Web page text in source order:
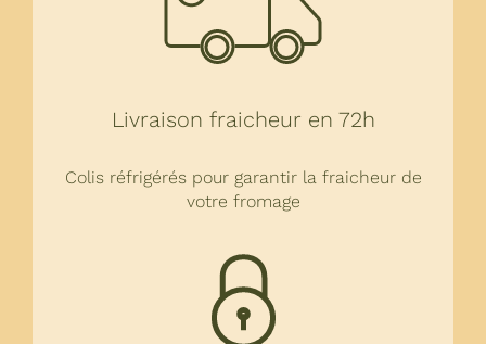
Livraison fraicheur en 72h
Colis réfrigérés pour garantir la fraicheur de
votre fromage